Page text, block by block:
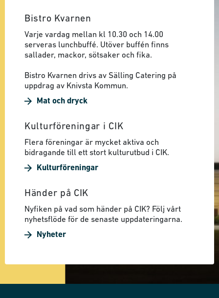
Bistro Kvarnen
Varje vardag mellan kl 10.30 och 14.00
serveras lunchbuffé. Utöver buffén finns
sallader, mackor, sötsaker och fika.
Bistro Kvarnen drivs av Sälling Catering på
uppdrag av Knivsta Kommun.
Mat och dryck
Kulturföreningar i CIK
Flera föreningar är mycket aktiva och
bidragande till ett stort kulturutbud i CIK.
Kulturföreningar
Händer på CIK
Nyfiken på vad som händer på CIK? Följ vårt
nyhetsflöde för de senaste uppdateringarna.
Nyheter